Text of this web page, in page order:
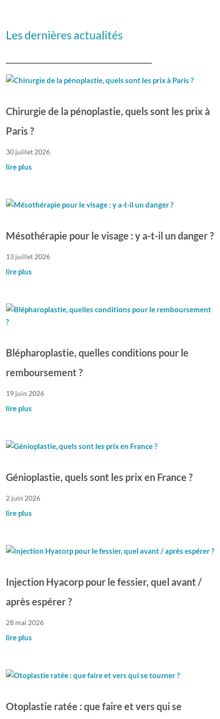
Les dernières actualités
Chirurgie de la pénoplastie, quels sont les prix à
Paris ?
30 juillet 2026
lire plus
Mésothérapie pour le visage : y a-t-il un danger ?
13 juillet 2026
lire plus
Blépharoplastie, quelles conditions pour le
remboursement ?
19 juin 2026
lire plus
Génioplastie, quels sont les prix en France ?
2 juin 2026
lire plus
Injection Hyacorp pour le fessier, quel avant /
après espérer ?
28 mai 2026
lire plus
Otoplastie ratée : que faire et vers qui se